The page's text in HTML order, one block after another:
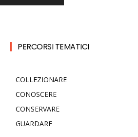
PERCORSI TEMATICI
COLLEZIONARE
CONOSCERE
CONSERVARE
GUARDARE